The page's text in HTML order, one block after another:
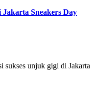
Sneakers Day
unjuk gigi di Jakarta